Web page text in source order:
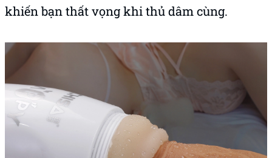
khiến bạn thất vọng khi thủ dâm cùng.